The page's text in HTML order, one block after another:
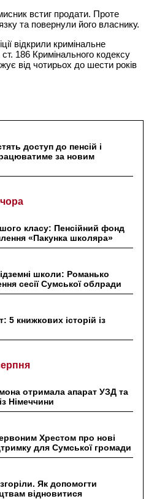
доступ до пенсій і
за новим
класу: Пенсійний фонд
«Пакунка школяра»
школи: Романько
сесії Сумської облради
5 книжкових історій із
отримала апарат УЗД та
Німеччини
Хрестом про нові
для Сумської громади
Як допомогти
відновитися
встиг продати. Проте
та повернули його власнику.
відкрили кримінальне
186 Кримінального кодексу
від чотирьох до шести років